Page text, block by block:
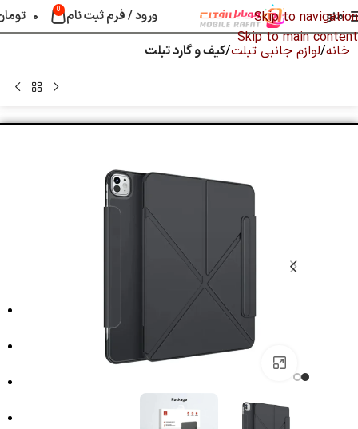
Skip to navigation
Skip to main content
منو ورود / فرم ثبت نام 0 ۰
خانه لوازم جانبی تبلت کیف و گارد تبلت
برای بزرگنمایی کلیک کنید